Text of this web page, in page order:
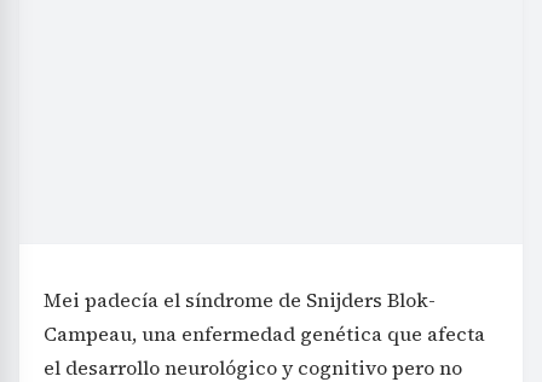
Mei padecía el síndrome de Snijders Blok-
Campeau, una enfermedad genética que afecta
el desarrollo neurológico y cognitivo pero no